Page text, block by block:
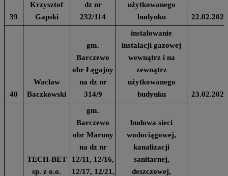
39
Krzysztof
Gapski
dz nr
232/114
użytkowanego
budynku
22.02.2024
40
Wacław
Baczkowski
gm.
Barczewo
obr Łęgajny
na dz nr
314/9
instalowanie
instalacji gazowej
wewnątrz i na
zewnątrz
użytkowanego
budynku
23.02.2024
TECH-BET
sp. z o.o.
gm.
Barczewo
obr Maruny
na dz nr
12/11, 12/16,
12/17, 12/21,
budowa sieci
wodociągowej,
kanalizacji
sanitarnej,
deszczowej,